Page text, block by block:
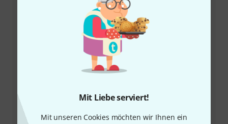
Mit Liebe serviert!
Mit unseren Cookies möchten wir Ihnen ein
+49-9546-9223-66
Unser Thomann Team Kundenservice steht Ihnen bei
Kundennummer bereithalten